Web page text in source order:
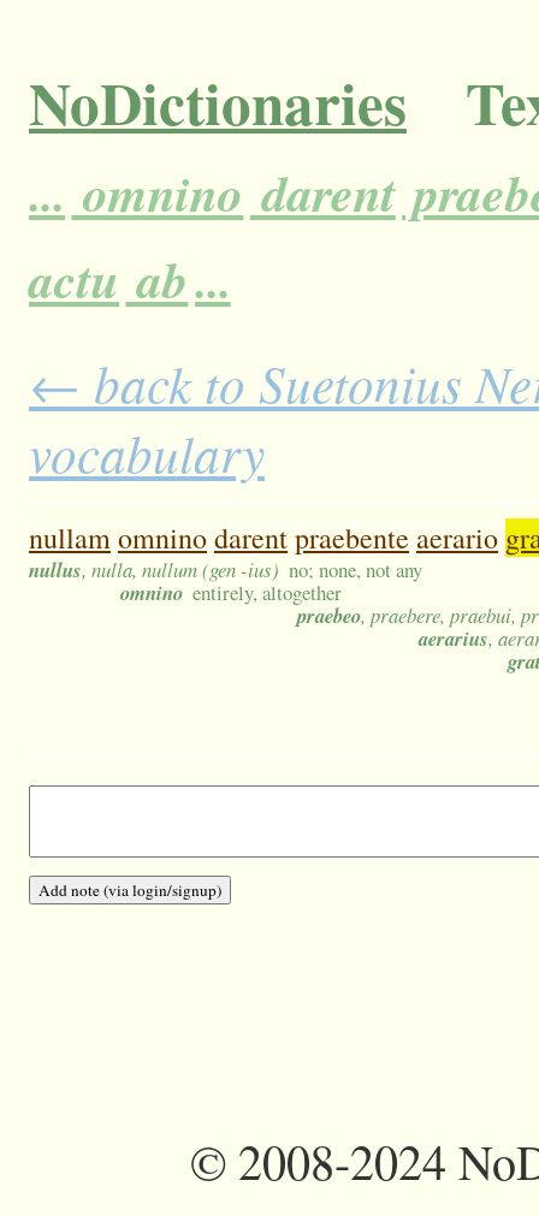
NoDictionaries
... omnino darent
actu ab...
← back to Suetonius
vocabulary
nullamomninodarentpraebente aerario
nullus, nulla, nullum (gen -ius) no; none, not any
omnino entirely, altogether
praebeo, praebere, praebui,
aerarius,
©2008-2024